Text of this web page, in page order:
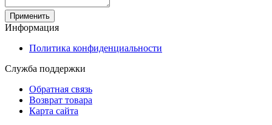
Применить
Информация
Политика конфиденциальности
Служба поддержки
Обратная связь
Возврат товара
Карта сайта